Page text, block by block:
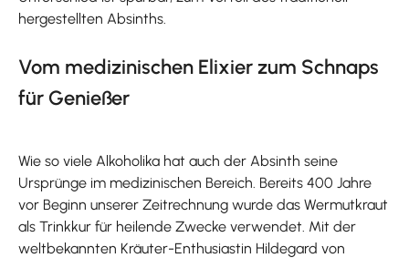
hergestellten Absinths.
Vom medizinischen Elixier zum Schnaps
für Genießer
Wie so viele Alkoholika hat auch der Absinth seine
Ursprünge im medizinischen Bereich. Bereits 400 Jahre
vor Beginn unserer Zeitrechnung wurde das Wermutkraut
als Trinkkur für heilende Zwecke verwendet. Mit der
weltbekannten Kräuter-Enthusiastin Hildegard von